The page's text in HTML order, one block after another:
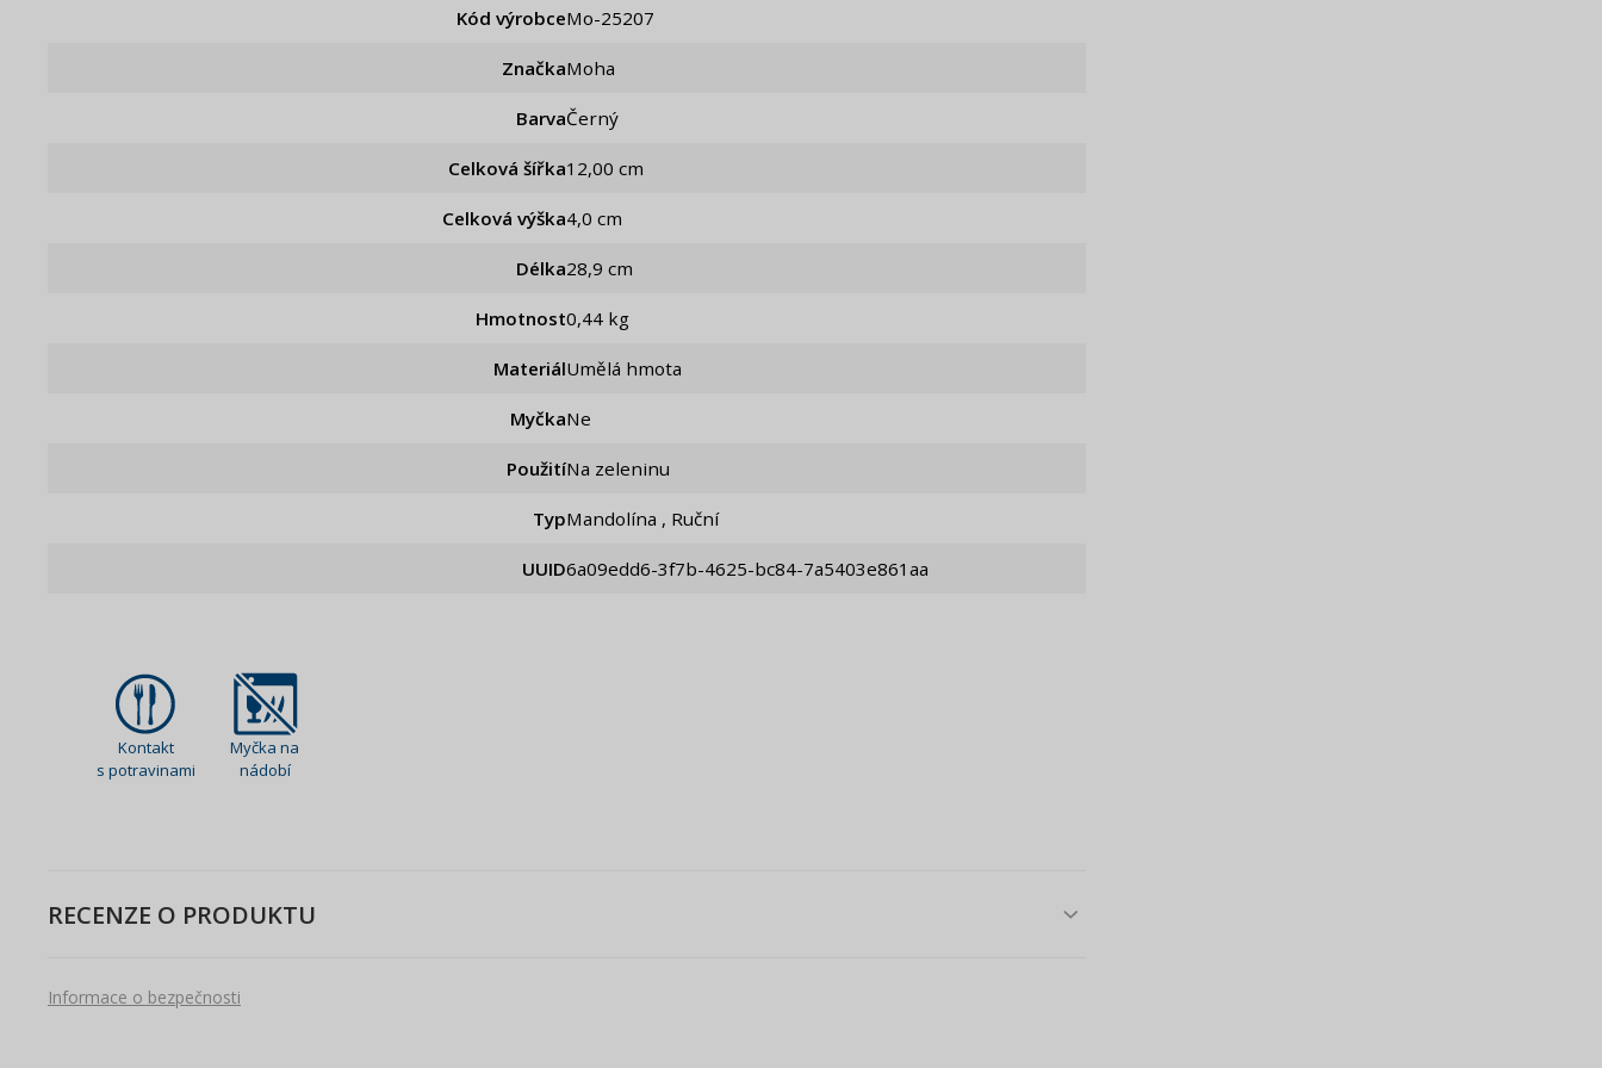
Kód výrobce mo-25207
Značka Moha
Barva Černý
Celková šířka 12,00 cm
Celková výška 4,0 cm
Délka 28,9 cm
Hmotnost 0,44 kg
Materiál Umělá hmota
Myčka Ne
Použití Na zeleninu
Typ Mandolína , Ruční
UUID 6a09edd6-3f7b-4625-bc84-7a5403e861aa
Kontakt
s potravinami
Myčka na
nádobí
RECENZE O PRODUKTU
Informace o bezpečnosti